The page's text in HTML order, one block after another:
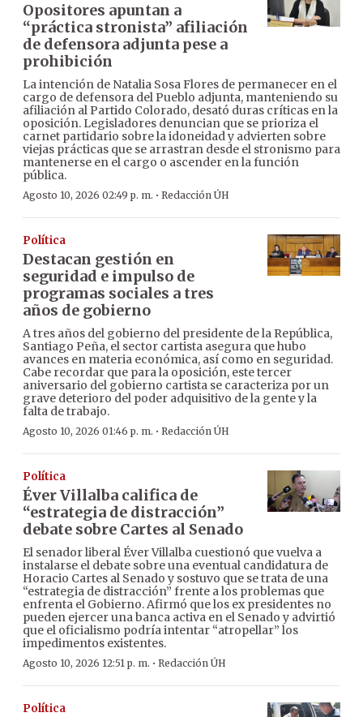
Opositores apuntan a
“práctica stronista” afiliación
de defensora adjunta pese a
prohibición
La intención de Natalia Sosa Flores de permanecer en el
cargo de defensora del Pueblo adjunta, manteniendo su
afiliación al Partido Colorado, desató duras críticas en la
oposición. Legisladores denuncian que se prioriza el
carnet partidario sobre la idoneidad y advierten sobre
viejas prácticas que se arrastran desde el stronismo para
mantenerse en el cargo o ascender en la función
pública.
Agosto 10, 2026 02:49 p. m. · Redacción ÚH
Política
Destacan gestión en
seguridad e impulso de
programas sociales a tres
años de gobierno
A tres años del gobierno del presidente de la República,
Santiago Peña, el sector cartista asegura que hubo
avances en materia económica, así como en seguridad.
Cabe recordar que para la oposición, este tercer
aniversario del gobierno cartista se caracteriza por un
grave deterioro del poder adquisitivo de la gente y la
falta de trabajo.
Agosto 10, 2026 01:46 p. m. · Redacción ÚH
Política
Éver Villalba califica de
“estrategia de distracción”
debate sobre Cartes al Senado
El senador liberal Éver Villalba cuestionó que vuelva a
instalarse el debate sobre una eventual candidatura de
Horacio Cartes al Senado y sostuvo que se trata de una
“estrategia de distracción” frente a los problemas que
enfrenta el Gobierno. Afirmó que los ex presidentes no
pueden ejercer una banca activa en el Senado y advirtió
que el oficialismo podría intentar “atropellar” los
impedimentos existentes.
Agosto 10, 2026 12:51 p. m. · Redacción ÚH
Política